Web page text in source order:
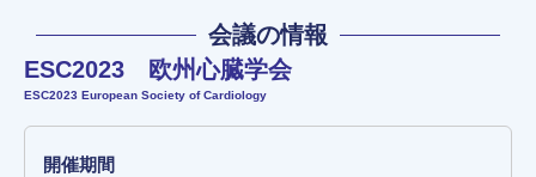
会議の情報
ESC2023 欧州心臓学会
ESC2023 European Society of Cardiology
開催期間